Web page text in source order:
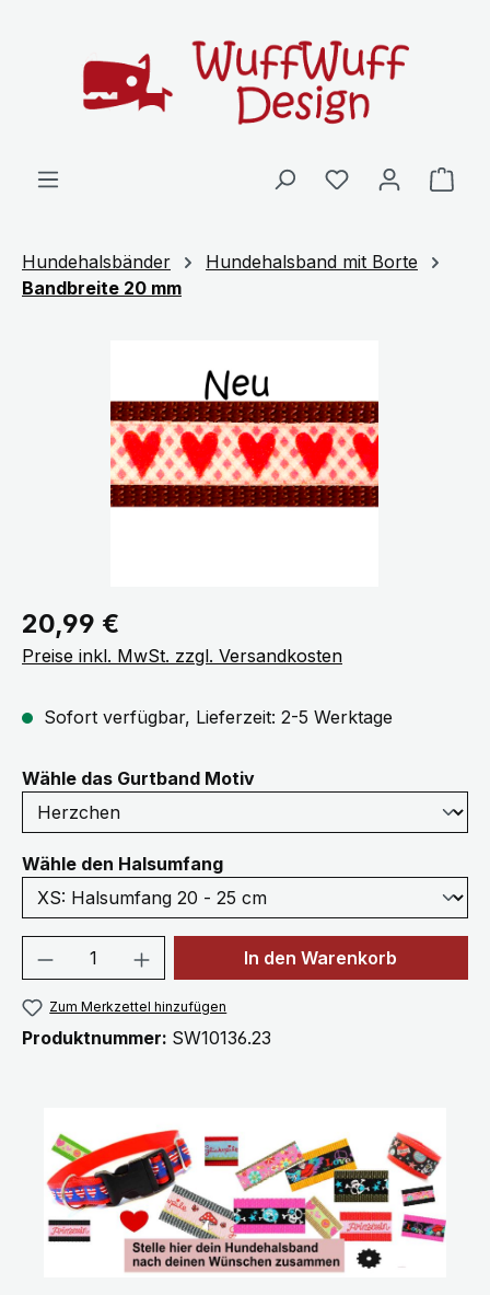
Hundehalsbänder
Hundehalsband mit Borte
Bandbreite 20 mm
Regulärer Preis:
20,99 €
Preise inkl. MwSt. zzgl. Versandkosten
Sofort verfügbar, Lieferzeit: 2-5 Werktage
Wähle das Gurtband Motivauswählen
Wähle den Halsumfangauswählen
Produkt Anzahl: Gib denIn den Warenkorb
Zum Merkzettel hinzufügen
Produktnummer: SW10136.23